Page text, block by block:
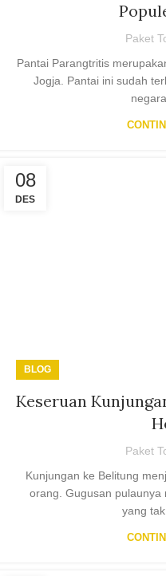
Paket
Pantai Parangtritis
Jogja. Pantai ini sudah
08
DES
BLOG
Keseruan
Paket
Kunjungan ke Belitung
orang. Gugusan pulaunya
yang tak